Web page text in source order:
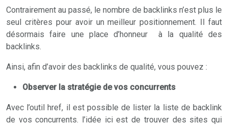
Contrairement au passé, le nombre de backlinks n’est plus le
seul critères pour avoir un meilleur positionnement. Il faut
désormais faire une place d’honneur à la qualité des
backlinks.
Ainsi, afin d’avoir des backlinks de qualité, vous pouvez :
Observer la stratégie de vos concurrents
Avec l’outil href, il est possible de lister la liste de backlink
de vos concurrents. l’idée ici est de trouver des sites qui